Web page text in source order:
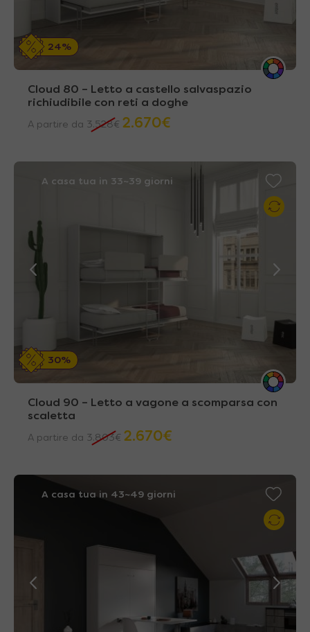
24%
Cloud 80 – Letto a castello salvaspazio
richiudibile con reti a doghe
A partire da 3.528€ 2.670€
A casa tua in 33~39 giorni
30%
Cloud 90 – Letto a vagone a scomparsa con
scaletta
A partire da 3.803€ 2.670€
A casa tua in 43~49 giorni